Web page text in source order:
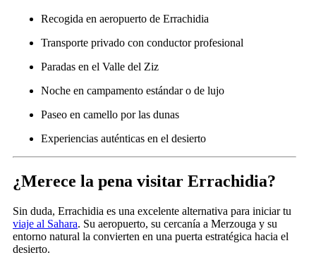
Recogida en aeropuerto de Errachidia
Transporte privado con conductor profesional
Paradas en el Valle del Ziz
Noche en campamento estándar o de lujo
Paseo en camello por las dunas
Experiencias auténticas en el desierto
¿Merece la pena visitar Errachidia?
Sin duda, Errachidia es una excelente alternativa para iniciar tu
viaje al Sahara. Su aeropuerto, su cercanía a Merzouga y su
entorno natural la convierten en una puerta estratégica hacia el
desierto.